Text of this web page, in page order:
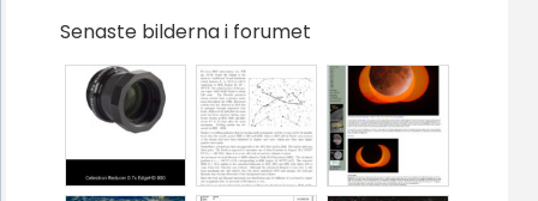
Senaste bilderna i forumet